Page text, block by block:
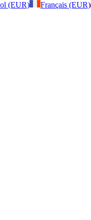
(EUR) Français (EUR)